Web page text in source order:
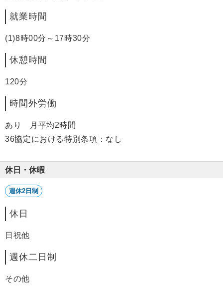
就業時間
(1)8時00分～17時30分
休憩時間
120分
時間外労働
あり 月平均2時間
36協定における特別条項：なし
休日・休暇
週休2日制
休日
日祝他
週休二日制
その他